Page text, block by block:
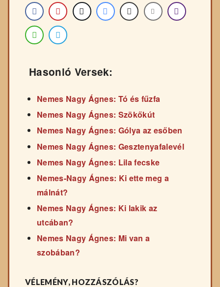
Hasonló Versek:
Nemes Nagy Ágnes: Tó és fűzfa
Nemes Nagy Ágnes: Szökőkút
Nemes Nagy Ágnes: Gólya az esőben
Nemes Nagy Ágnes: Gesztenyafalevél
Nemes Nagy Ágnes: Lila fecske
Nemes-Nagy Ágnes: Ki ette meg a
málnát?
Nemes Nagy Ágnes: Ki lakik az
utcában?
Nemes Nagy Ágnes: Mi van a
szobában?
VÉLEMÉNY, HOZZÁSZÓLÁS?